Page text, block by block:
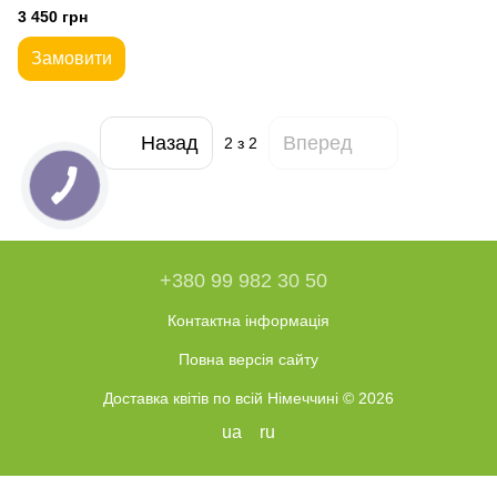
3 450 грн
Замовити
Назад 2 з 2 Вперед
+380 99 982 30 50
Контактна інформація
Повна версія сайту
Доставка квітів по всій Німеччині © 2026
ua ru